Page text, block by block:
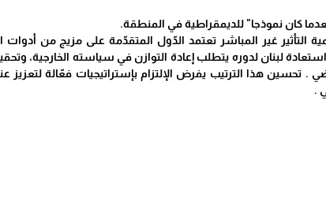
كان نموذجا" للديمقراطية في المنطقة.
التأثير غير المباشر تعتمد الدّول المتقدّمة على مزيج من
لبنان لدوره يتطلب إعادة التوازن في سياسته الخارجية،
. تحسين هذا الترتيب يفرض الإلتزام بإستراتيجيات فعّالة
.